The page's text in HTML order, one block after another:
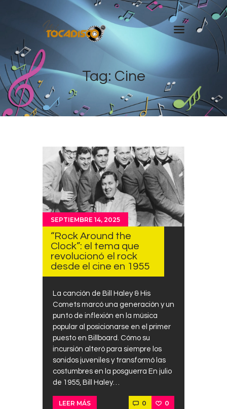
Tag: Cine
Inicio
Radio Shows
Equipo de Djs
Programación
Noticias
SEPTIEMBRE 14, 2025
“Rock Around the
Clock”: el tema que
revolucionó el rock
desde el cine en 1955
La canción de Bill Haley & His
Comets marcó una generación y un
punto de inflexión en la música
popular al posicionarse en el primer
puesto en Billboard. Cómo su
incursión alteró para siempre los
sonidos juveniles y transformó las
costumbres en la posguerra En julio
de 1955, Bill Haley…
LEER MÁS 0 0